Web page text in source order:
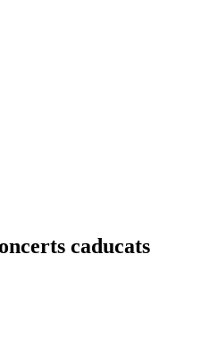
caducats